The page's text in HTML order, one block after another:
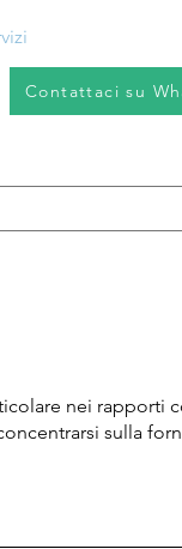
Contattaci su
nei rapporti
sulla